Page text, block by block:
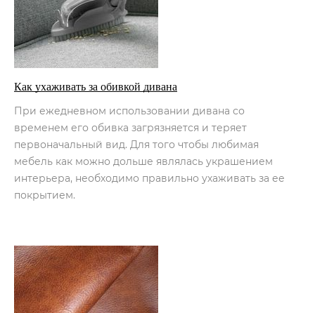
Как ухаживать за обивкой дивана
При ежедневном использовании дивана со
временем его обивка загрязняется и теряет
первоначальный вид. Для того чтобы любимая
мебель как можно дольше являлась украшением
интерьера, необходимо правильно ухаживать за ее
покрытием.